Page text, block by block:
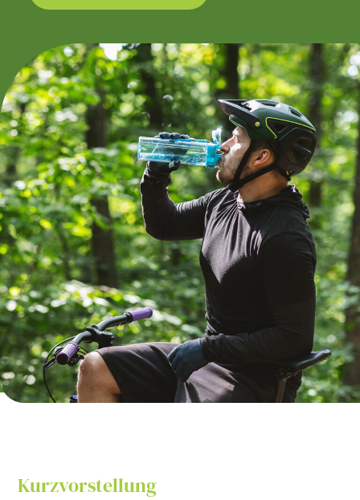
Kurzvorstellung